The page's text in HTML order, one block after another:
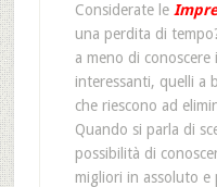
Considerate le
una perdita di
a meno di
interessanti, quelli a
che riescono ad
Quando si parla di
possibilità di
migliori in assoluto e